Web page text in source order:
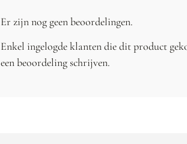
Er zijn nog geen beoordelingen.
Enkel ingelogde klanten die dit product
een beoordeling schrijven.